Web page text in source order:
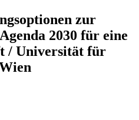
zur
2030 für eine
/ Universität für